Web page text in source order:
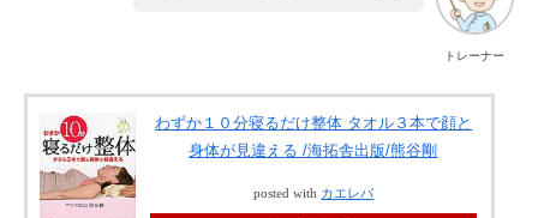
トレーナー
わずか１０分寝るだけ整体 タオル３本で顔と
身体が見違える /海拓舎出版/熊谷剛
posted with カエレバ